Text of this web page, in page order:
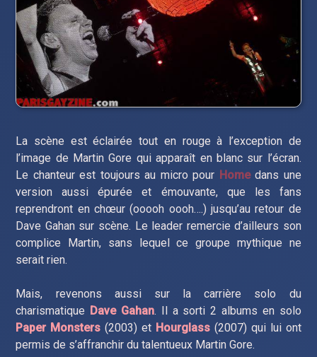
La scène est éclairée tout en rouge à l’exception de
l’image de Martin Gore qui apparaît en blanc sur l’écran.
Le chanteur est toujours au micro pour Homedans une
version aussi épurée et émouvante, que les fans
reprendront en chœur (ooooh oooh….) jusqu’au retour de
Dave Gahan sur scène. Le leader remercie d’ailleurs son
complice Martin, sans lequel ce groupe mythique ne
serait rien.
Mais, revenons aussi sur la carrière solo du
charismatique Dave Gahan. Il a sorti 2 albums en solo
Paper Monsters (2003) et Hourglass (2007) qui lui ont
permis de s’affranchir du talentueux Martin Gore.